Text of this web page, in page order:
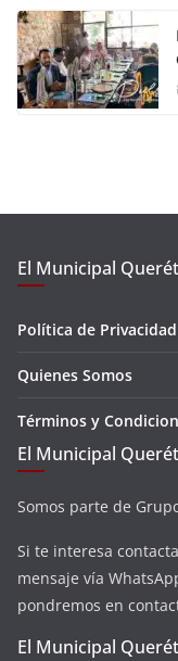
El Municipal
Política de Privacidad
Quienes Somos
Términos y
El Municipal
Somos parte de
Si te interesa
mensaje vía
pondremos en
El Municipal